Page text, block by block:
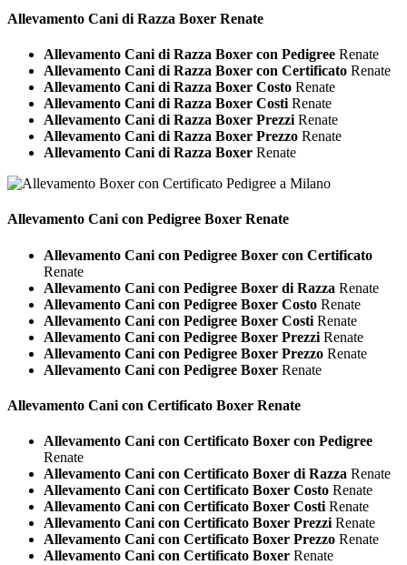
Allevamento Cani di Razza Boxer Renate
Allevamento Cani di Razza Boxer con Pedigree Renate
Allevamento Cani di Razza Boxer con Certificato Renate
Allevamento Cani di Razza Boxer Costo Renate
Allevamento Cani di Razza Boxer Costi Renate
Allevamento Cani di Razza Boxer Prezzi Renate
Allevamento Cani di Razza Boxer Prezzo Renate
Allevamento Cani di Razza Boxer Renate
Allevamento Cani con Pedigree Boxer Renate
Allevamento Cani con Pedigree Boxer con Certificato
Renate
Allevamento Cani con Pedigree Boxer di Razza Renate
Allevamento Cani con Pedigree Boxer Costo Renate
Allevamento Cani con Pedigree Boxer Costi Renate
Allevamento Cani con Pedigree Boxer Prezzi Renate
Allevamento Cani con Pedigree Boxer Prezzo Renate
Allevamento Cani con Pedigree Boxer Renate
Allevamento Cani con Certificato Boxer Renate
Allevamento Cani con Certificato Boxer con Pedigree
Renate
Allevamento Cani con Certificato Boxer di Razza Renate
Allevamento Cani con Certificato Boxer Costo Renate
Allevamento Cani con Certificato Boxer Costi Renate
Allevamento Cani con Certificato Boxer Prezzi Renate
Allevamento Cani con Certificato Boxer Prezzo Renate
Allevamento Cani con Certificato Boxer Renate